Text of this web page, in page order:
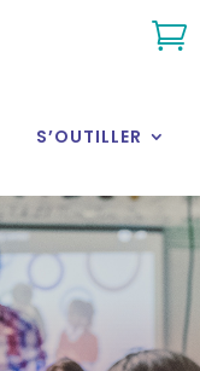

S’OUTILLER